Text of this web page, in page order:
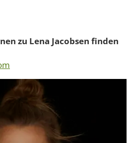
zu Lena Jacobsen finden